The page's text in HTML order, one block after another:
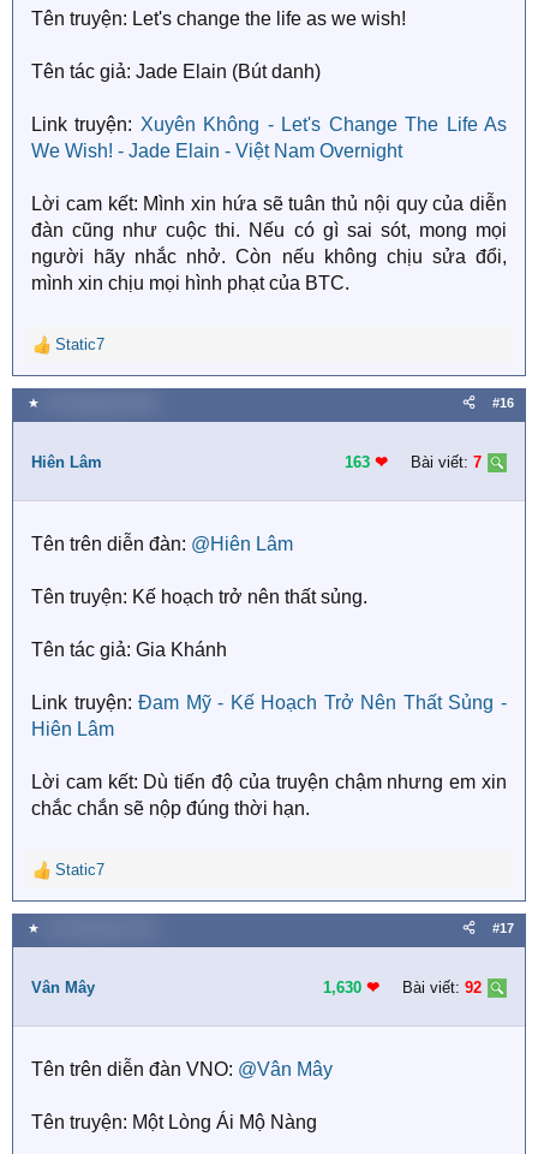
Tên truyện: Let's change the life as we wish!
Tên tác giả: Jade Elain (Bút danh)
Link truyện: Xuyên Không - Let's Change The Life As
We Wish! - Jade Elain - Việt Nam Overnight
Lời cam kết: Mình xin hứa sẽ tuân thủ nội quy của diễn
đàn cũng như cuộc thi. Nếu có gì sai sót, mong mọi
người hãy nhắc nhở. Còn nếu không chịu sửa đổi,
mình xin chịu mọi hình phạt của BTC.
R
e
a
c
i
n
Static7
★ #16
Hiên Lâm 163 ❤︎ Bài viết: 7
Tên trên diễn đàn: @Hiên Lâm
Tên truyện: Kế hoạch trở nên thất sủng.
Tên tác giả: Gia Khánh
Link truyện:Đam Mỹ - Kế Hoạch Trở Nên Thất Sủng -
Hiên Lâm
Lời cam kết: Dù tiến độ của truyện chậm nhưng em xin
chắc chắn sẽ nộp đúng thời hạn.
R
e
a
c
i
n
Static7
★ #17
Vân Mây 1,630 ❤︎ Bài viết: 92
Tên trên diễn đàn VNO: @Vân Mây
Tên truyện: Một Lòng Ái Mộ Nàng